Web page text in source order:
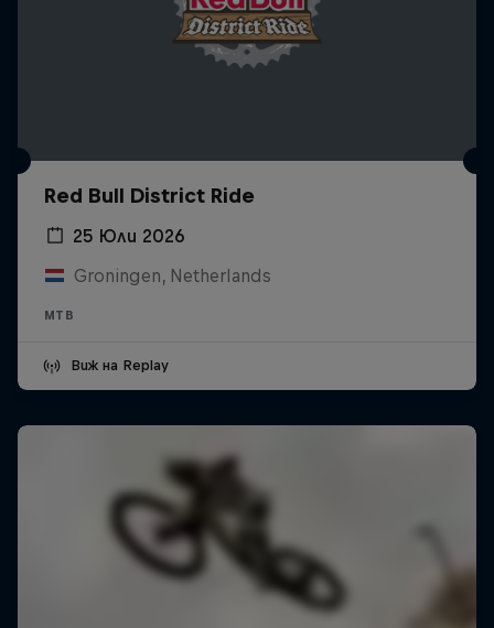
Red Bull District Ride
25 Юли 2026
Groningen, Netherlands
MTB
Виж на Replay